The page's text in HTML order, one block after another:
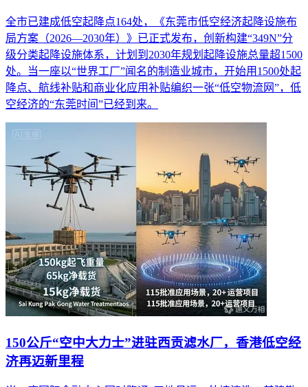
全市已建成低空起降点164处，《东莞市低空经济起降设施布
局方案（2026—2030年）》已正式发布，创新构建“349N”分
级分类起降设施体系，计划到2030年规划起降设施总量超1500
处。当一座以“世界工厂”闻名的制造业城市，开始用1500处起
降点、航线补贴和商业化应用补贴编织一张“低空物流网”，低
空经济的“东莞时间”已经到来。
150公斤“空中大力士”进驻西贡滤水厂，香港低空经
济再迈新里程